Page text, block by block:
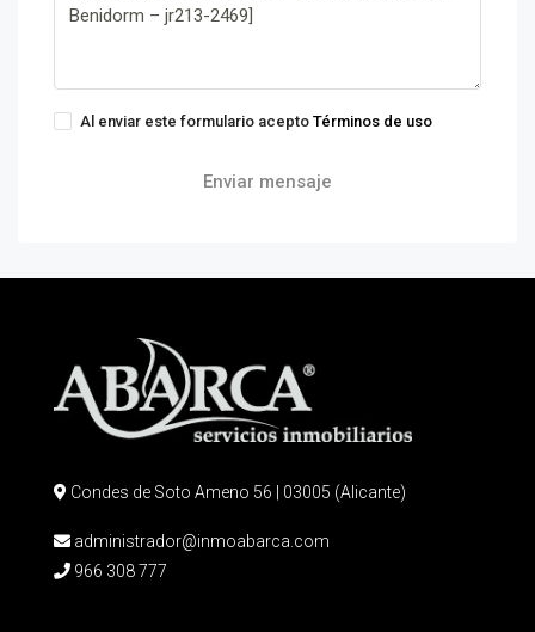
Al enviar este formulario acepto Términos de uso
Enviar mensaje
Condes de Soto Ameno 56 | 03005 (Alicante)
administrador@inmoabarca.com
966 308 777